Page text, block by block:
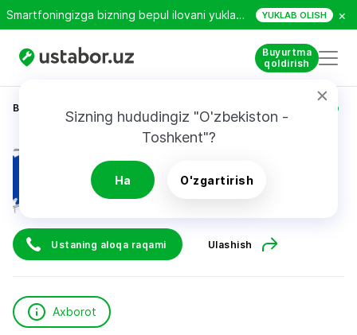
Smartfoningizga bizning bepul ilovani yuklab oling! YUKLAB OLISH ×
Buyurtma
qoldirish
Sizning hududingiz "O'zbekiston -
Toshkent"?
Ha O'zgartirish
Bosh sahifa Sharipov Suxrob
Ustaning aloqa raqami Ulashish
Axborot